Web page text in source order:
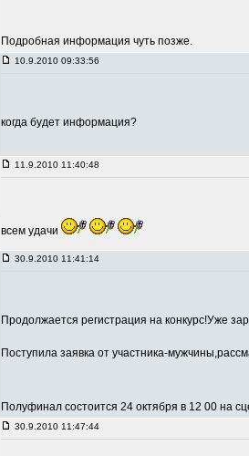
Подробная информация чуть позже.
10.9.2010 09:33:56
когда будет информация?
11.9.2010 11:40:48
всем удачи
30.9.2010 11:41:14
Продолжается регистрация на конкурс!Уже
Поступила заявка от участника-
Полуфинал состоится 24 октября в 12 00 на
30.9.2010 11:47:44